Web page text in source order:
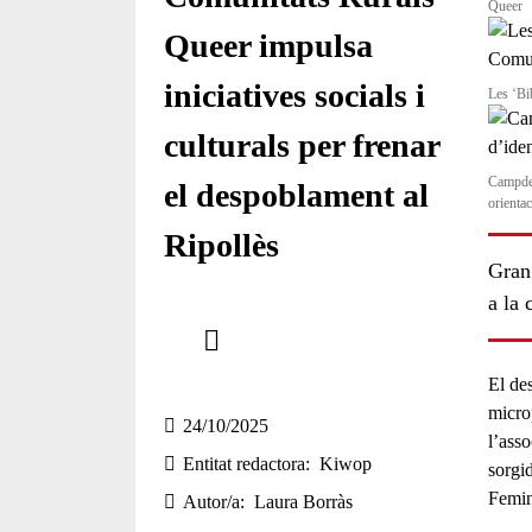
Queer impulsa
iniciatives socials i
culturals per frenar
el despoblament al
Ripollès
24/10/2025
Entitat redactora
Kiwop
Autor/a
Laura Borràs
Queer
Les
a la
El